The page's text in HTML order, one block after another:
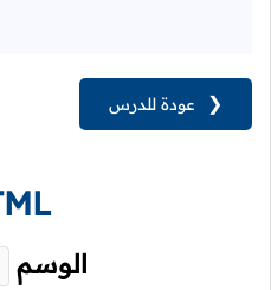
❮ عودة للدرس
الوسم